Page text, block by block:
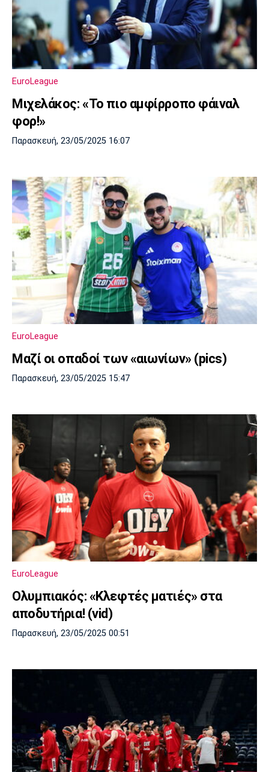
EuroLeague
Μιχελάκος: «Το πιο αμφίρροπο φάιναλ
φορ!»
Παρασκευή, 23/05/2025 16:07
EuroLeague
Μαζί οι οπαδοί των «αιωνίων» (pics)
Παρασκευή, 23/05/2025 15:47
EuroLeague
Ολυμπιακός: «Κλεφτές ματιές» στα
αποδυτήρια! (vid)
Παρασκευή, 23/05/2025 00:51